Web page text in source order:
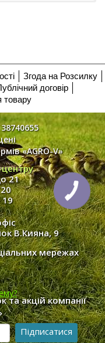
Згода на Розсилку
договір
товару
«AGRO-V»
21
19
В.Кияна, 9
мережах
та акцій компанії